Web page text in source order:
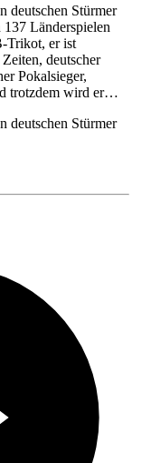
deutschen Stürmer
Länderspielen
Trikot, er ist
deutscher
Pokalsieger,
trotzdem wird er…
deutschen Stürmer